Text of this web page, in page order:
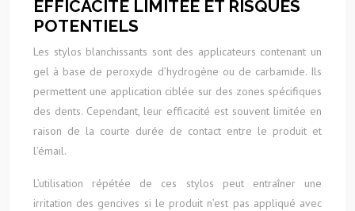
EFFICACITÉ LIMITÉE ET RISQUES
POTENTIELS
Les stylos blanchissants sont des applicateurs contenant un
gel à base de peroxyde d’hydrogène ou de carbamide. Ils
permettent une application ciblée sur des zones spécifiques
des dents. Cependant, leur efficacité est souvent limitée en
raison de la courte durée de contact entre le produit et
l’émail.
L’utilisation répétée de ces stylos peut entraîner une
irritation des gencives si le produit n’est pas appliqué avec